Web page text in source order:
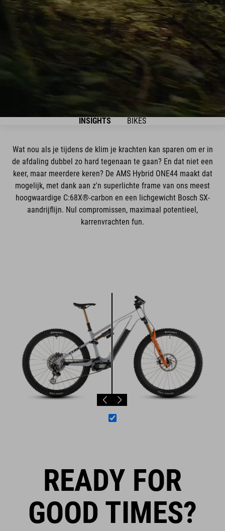
INSIGHTS BIKES
Wat nou als je tijdens de klim je krachten kan sparen om er in
de afdaling dubbel zo hard tegenaan te gaan? En dat niet een
keer, maar meerdere keren? De AMS Hybrid ONE44 maakt dat
mogelijk, met dank aan z'n superlichte frame van ons meest
hoogwaardige C:68X®-carbon en een lichgewicht Bosch SX-
aandrijflijn. Nul compromissen, maximaal potentieel,
karrenvrachten fun.
READY FOR
GOOD TIMES?